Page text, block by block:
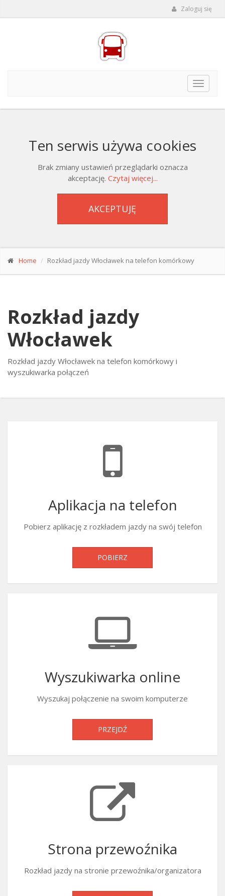
Zaloguj się
Toggle
Ten serwis używa cookies
Brak zmiany ustawień przeglądarki oznacza
akceptację. Czytaj więcej...
AKCEPTUJĘ
Home Rozkład jazdy Włocławek na telefon komórkowy
Rozkład jazdy
Włocławek
Rozkład jazdy Włocławek na telefon komórkowy i
wyszukiwarka połączeń
Aplikacja na telefon
Pobierz aplikację z rozkładem jazdy na swój telefon
POBIERZ
Wyszukiwarka online
Wyszukaj połączenie na swoim komputerze
PRZEJDŹ
Strona przewoźnika
Rozkład jazdy na stronie przewoźnika/organizatora